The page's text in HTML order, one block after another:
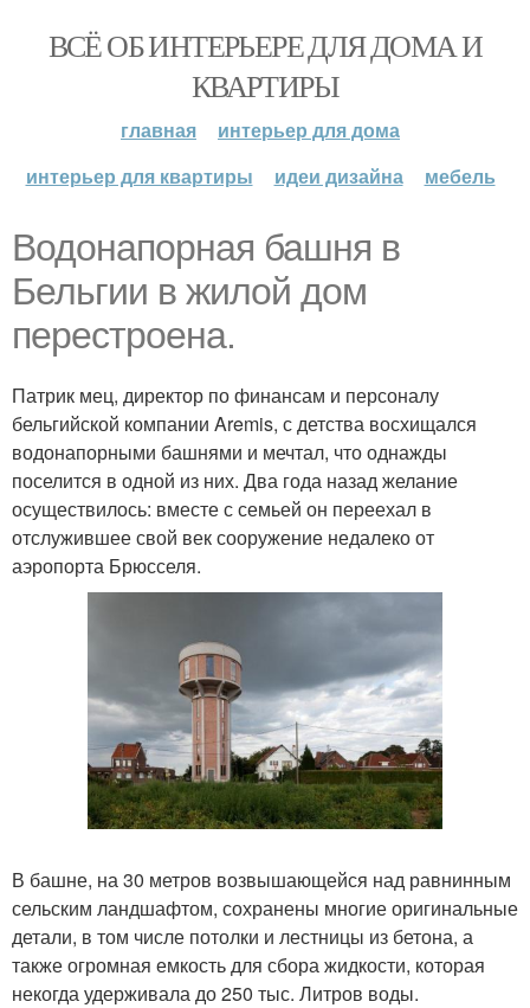
ВСЁ ОБ ИНТЕРЬЕРЕ ДЛЯ ДОМА И
КВАРТИРЫ
главная
интерьер для дома
интерьер для квартиры
идеи дизайна мебель
Водонапорная башня в
Бельгии в жилой дом
перестроена.
Патрик мец, директор по финансам и персоналу
бельгийской компании Aremis, с детства восхищался
водонапорными башнями и мечтал, что однажды
поселится в одной из них. Два года назад желание
осуществилось: вместе с семьей он переехал в
отслужившее свой век сооружение недалеко от
аэропорта Брюсселя.
В башне, на 30 метров возвышающейся над равнинным
сельским ландшафтом, сохранены многие оригинальные
детали, в том числе потолки и лестницы из бетона, а
также огромная емкость для сбора жидкости, которая
некогда удерживала до 250 тыс. Литров воды.